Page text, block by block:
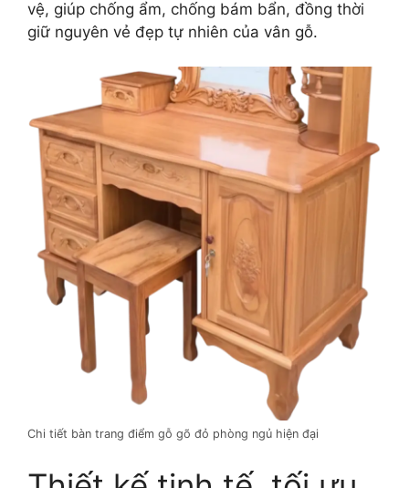
vệ, giúp chống ẩm, chống bám bẩn, đồng thời
giữ nguyên vẻ đẹp tự nhiên của vân gỗ.
Chi tiết bàn trang điểm gỗ gõ đỏ phòng ngủ hiện đại